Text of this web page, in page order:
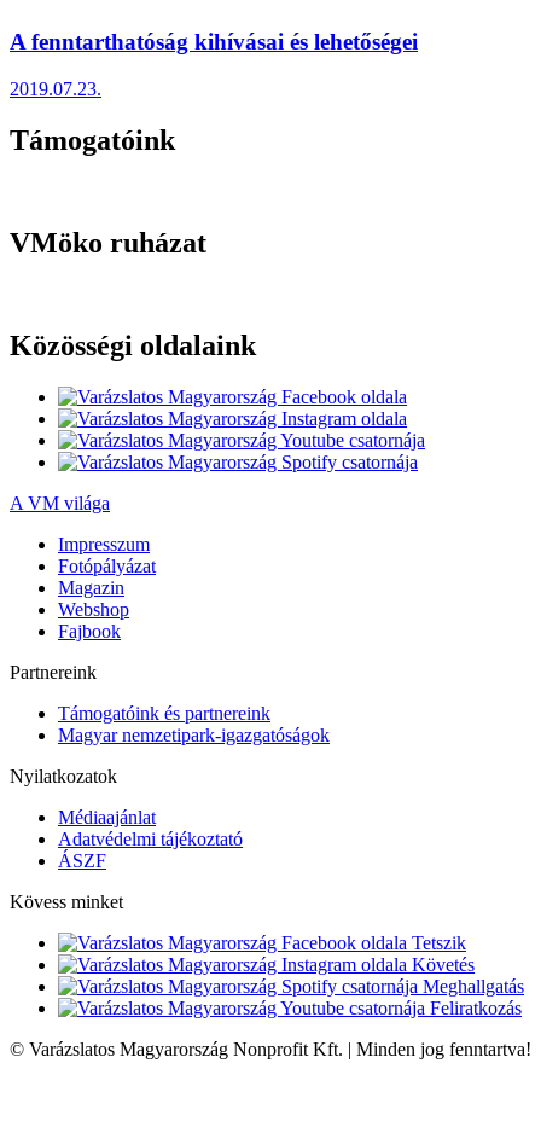
A fenntarthatóság kihívásai és lehetőségei
2019.07.23.
Támogatóink
VMöko ruházat
Közösségi oldalaink
A VM világa
Impresszum
Fotópályázat
Magazin
Webshop
Fajbook
Partnereink
Támogatóink és partnereink
Magyar nemzetipark-igazgatóságok
Nyilatkozatok
Médiaajánlat
Adatvédelmi tájékoztató
ÁSZF
Kövess minket
Tetszik
Követés
Meghallgatás
Feliratkozás
© Varázslatos Magyarország Nonprofit Kft. | Minden jog fenntartva!